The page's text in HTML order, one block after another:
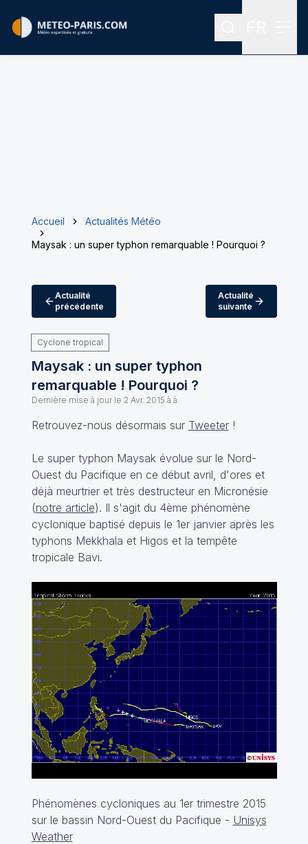
Rechercher
Accueil
Actualités Météo
Maysak : un super typhon remarquable ! Pourquoi ?
Actualité
précédente
Actualité
suivante
Cyclone tropical
Maysak : un super typhon
remarquable ! Pourquoi ?
Dernière mise à jour le 2 Avr. 2015 à à
Retrouvez-nous désormais sur Tweeter!
Le super typhon Maysak évolue sur le Nord-
Ouest du Pacifique en ce début avril, d'ores et
déjà meurtrier et très destructeur en Micronésie
(notre article). Il s'agit du 4ème phénomène
cyclonique baptisé depuis le 1er janvier après les
typhons Mekkhala et Higos et la tempête
tropicale Bavi.
Phénomènes cycloniques au 1er trimestre 2015
sur le bassin Nord-Ouest du Pacifique - Unisys
Weather